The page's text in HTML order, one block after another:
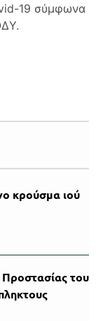
19 σύμφωνα
κρούσμα ιού
Προστασίας του